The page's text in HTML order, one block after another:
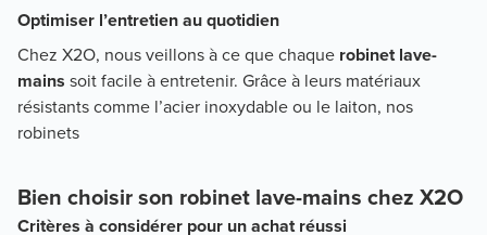
Optimiser l’entretien au quotidien
Chez X2O, nous veillons à ce que chaque robinet lave-
mains soit facile à entretenir. Grâce à leurs matériaux
résistants comme l’acier inoxydable ou le laiton, nos
robinets
Bien choisir son robinet lave-mains chez X2O
Critères à considérer pour un achat réussi